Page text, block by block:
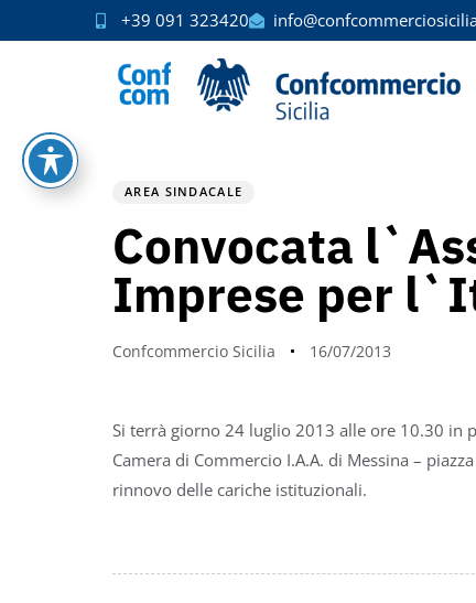
+39 091 323420
AREA SINDACALE
Convocata
Imprese per
Confcommercio Sicilia 16/07/2013
Si terrà giorno 24 luglio 2013 alle ore 10.30 in
Camera di Commercio I.A.A. di Messina –
rinnovo delle cariche istituzionali.